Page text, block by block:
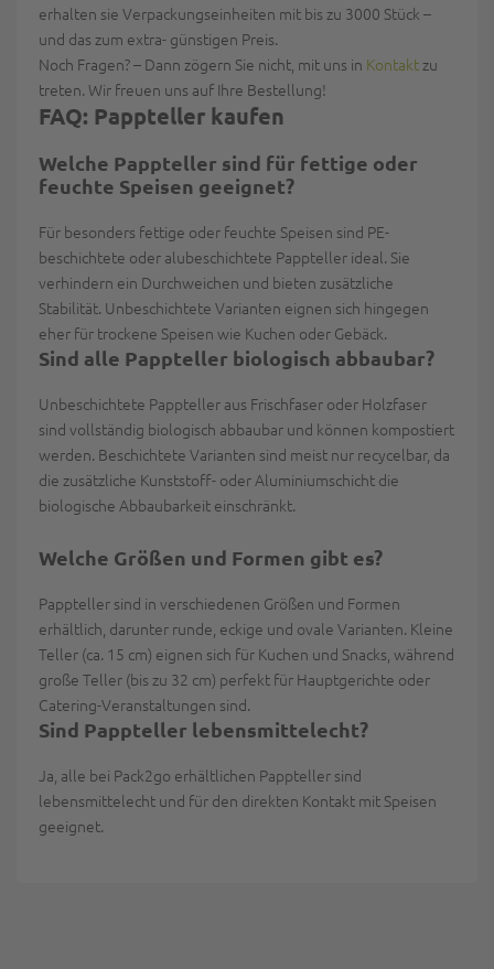
erhalten sie Verpackungseinheiten mit bis zu 3000 Stück –
und das zum extra- günstigen Preis.
Noch Fragen? – Dann zögern Sie nicht, mit uns in Kontakt zu
treten. Wir freuen uns auf Ihre Bestellung!
FAQ: Pappteller kaufen
Welche Pappteller sind für fettige oder
feuchte Speisen geeignet?
Für besonders fettige oder feuchte Speisen sind PE-
beschichtete oder alubeschichtete Pappteller ideal. Sie
verhindern ein Durchweichen und bieten zusätzliche
Stabilität. Unbeschichtete Varianten eignen sich hingegen
eher für trockene Speisen wie Kuchen oder Gebäck.
Sind alle Pappteller biologisch abbaubar?
Unbeschichtete Pappteller aus Frischfaser oder Holzfaser
sind vollständig biologisch abbaubar und können kompostiert
werden. Beschichtete Varianten sind meist nur recycelbar, da
die zusätzliche Kunststoff- oder Aluminiumschicht die
biologische Abbaubarkeit einschränkt.
Welche Größen und Formen gibt es?
Pappteller sind in verschiedenen Größen und Formen
erhältlich, darunter runde, eckige und ovale Varianten. Kleine
Teller (ca. 15 cm) eignen sich für Kuchen und Snacks, während
große Teller (bis zu 32 cm) perfekt für Hauptgerichte oder
Catering-Veranstaltungen sind.
Sind Pappteller lebensmittelecht?
Ja, alle bei Pack2go erhältlichen Pappteller sind
lebensmittelecht und für den direkten Kontakt mit Speisen
geeignet.